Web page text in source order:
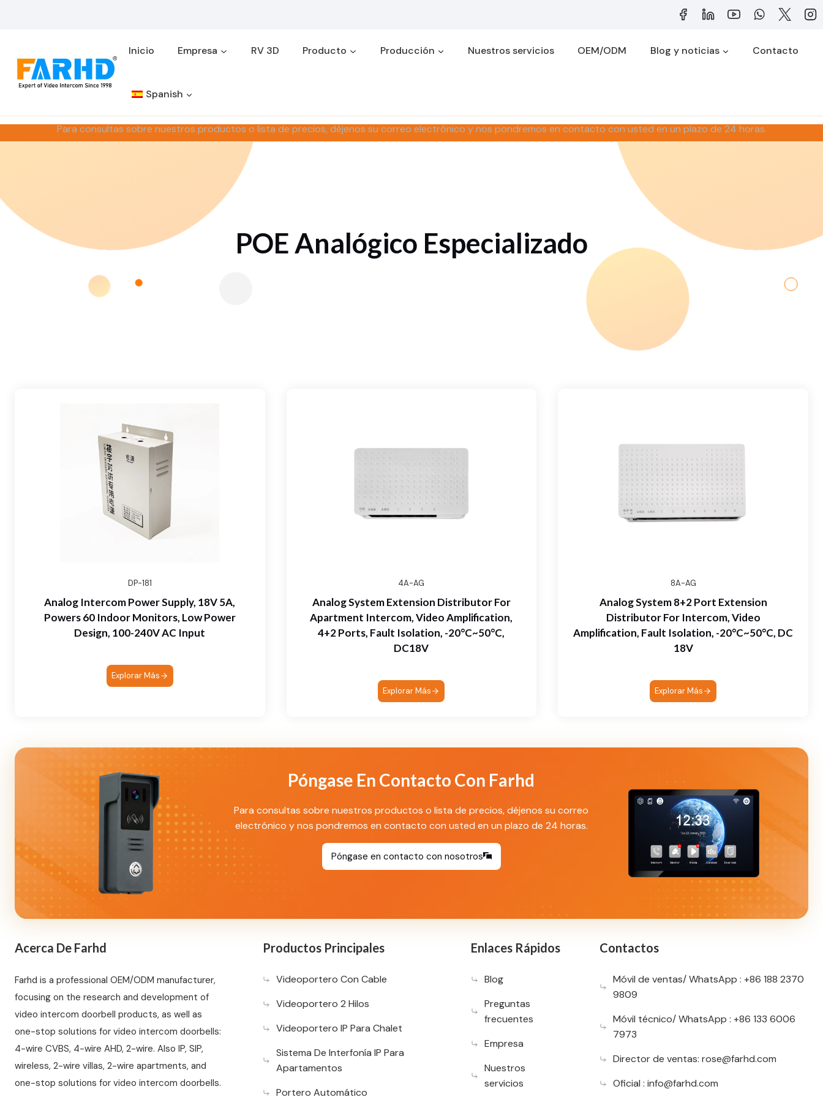
Inicio
Empresa RV 3D Producto Producción Nuestros servicios OEM/ODM Blog y noticias Contacto
Spanish
Para consultas sobre nuestros productos o lista de precios, déjenos su correo electrónico y nos pondremos en contacto con usted en un plazo de 24 horas.
POE Analógico Especializado
DP-181
Analog Intercom Power Supply, 18V 5A,
Powers 60 Indoor Monitors, Low Power
Design, 100-240V AC Input
Explorar Más
4A-AG
Analog System Extension Distributor For
Apartment Intercom, Video Amplification,
4+2 Ports, Fault Isolation, -20°C~50°C,
DC18V
Explorar Más
8A-AG
Analog System 8+2 Port Extension
Distributor For Intercom, Video
Amplification, Fault Isolation, -20°C~50°C, DC
18V
Explorar Más
Póngase En Contacto Con Farhd
Para consultas sobre nuestros productos o lista de precios, déjenos su correo
electrónico y nos pondremos en contacto con usted en un plazo de 24 horas.
Póngase en contacto con nosotros
Acerca De Farhd
Farhd is a professional OEM/ODM manufacturer,
focusing on the research and development of
video intercom doorbell products, as well as
one-stop solutions for video intercom doorbells:
4-wire CVBS, 4-wire AHD, 2-wire. Also IP, SIP,
wireless, 2-wire villas, 2-wire apartments, and
one-stop solutions for video intercom doorbells.
Productos Principales
Videoportero Con Cable
Videoportero 2 Hilos
Videoportero IP Para Chalet
Sistema De Interfonía IP Para
Apartamentos
Portero Automático
Enlaces Rápidos
Blog
Preguntas
frecuentes
Empresa
Nuestros
servicios
Contactos
Móvil de ventas/ WhatsApp : +86 188 2370
9809
Móvil técnico/ WhatsApp : +86 133 6006
7973
Director de ventas:rose@farhd.com
Oficial :info@farhd.com